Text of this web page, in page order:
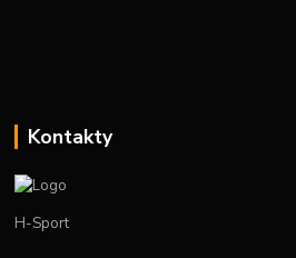
Kontakty
H-Sport